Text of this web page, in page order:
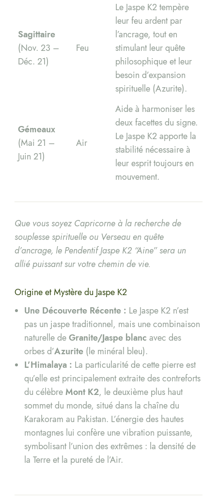
Sagittaire
(Nov. 23 –
Déc. 21)
Feu
Le Jaspe K2 tempère
leur feu ardent par
l’ancrage, tout en
stimulant leur quête
philosophique et leur
besoin d’expansion
spirituelle (Azurite).
Gémeaux
(Mai 21 –
Juin 21)
Air
Aide à harmoniser les
deux facettes du signe.
Le Jaspe K2 apporte la
stabilité nécessaire à
leur esprit toujours en
mouvement.
Que vous soyez Capricorne à la recherche de
souplesse spirituelle ou Verseau en quête
d’ancrage, le Pendentif Jaspe K2 “Aine” sera un
allié puissant sur votre chemin de vie.
Origine et Mystère du Jaspe K2
Une Découverte Récente : Le Jaspe K2 n’est
pas un jaspe traditionnel, mais une combinaison
naturelle deGranite/Jaspe blanc avec des
orbes d’Azurite (le minéral bleu).
L’Himalaya : La particularité de cette pierre est
qu’elle est principalement extraite des contreforts
du célèbreMont K2, le deuxième plus haut
sommet du monde, situé dans la chaîne du
Karakoram au Pakistan. L’énergie des hautes
montagnes lui confère une vibration puissante,
symbolisant l’union des extrêmes : la densité de
la Terre et la pureté de l’Air.